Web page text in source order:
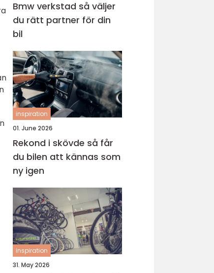
Bmw verkstad så väljer
du rätt partner för din
bil
inspiration
01. June 2026
Rekond i skövde så får
du bilen att kännas som
ny igen
inspiration
31. May 2026